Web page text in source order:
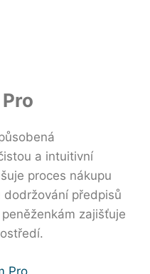
a intuitivní
proces nákupu
dodržování předpisů
zajišťuje
Pro